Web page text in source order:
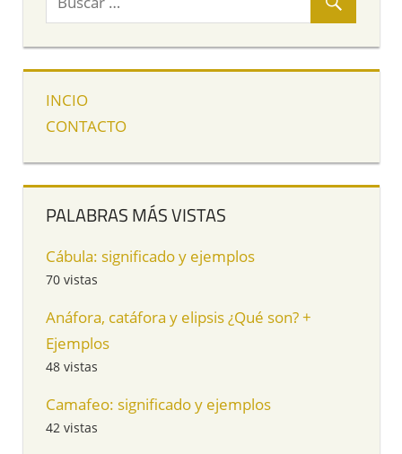
INCIO
CONTACTO
PALABRAS MÁS VISTAS
Cábula: significado y ejemplos
70 vistas
Anáfora, catáfora y elipsis ¿Qué son? +
Ejemplos
48 vistas
Camafeo: significado y ejemplos
42 vistas